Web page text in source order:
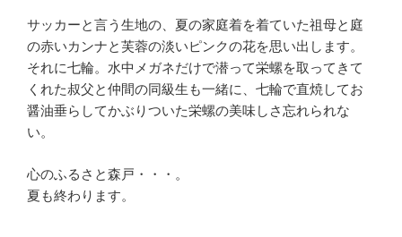
サッカーと言う生地の、夏の家庭着を着ていた祖母と庭
の赤いカンナと芙蓉の淡いピンクの花を思い出します。
それに七輪。水中メガネだけで潜って栄螺を取ってきて
くれた叔父と仲間の同級生も一緒に、七輪で直焼してお
醤油垂らしてかぶりついた栄螺の美味しさ忘れられな
い。
心のふるさと森戸・・・。
夏も終わります。